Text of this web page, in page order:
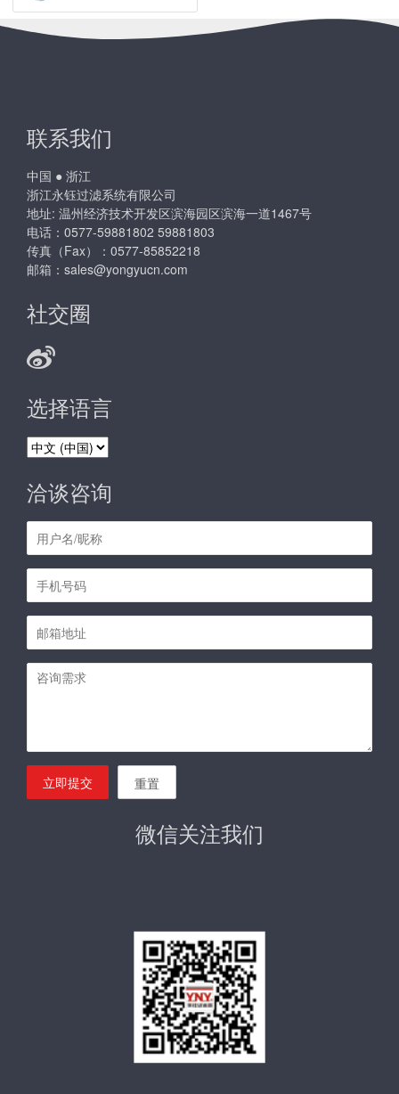
联系我们
中国 ● 浙江
浙江永钰过滤系统有限公司
地址: 温州经济技术开发区滨海园区滨海一道1467号
电话：0577-59881802 59881803
传真（Fax）：0577-85852218
邮箱： sales@yongyucn.com
社交圈
选择语言
选
语
言
洽谈咨询
立即提交 重置
微信关注我们